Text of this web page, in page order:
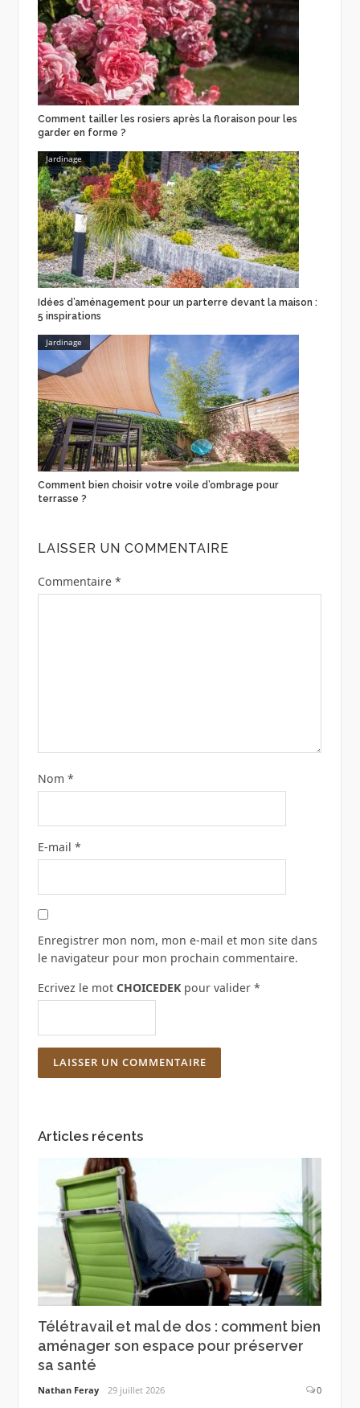
Comment tailler les rosiers après la floraison pour les
garder en forme ?
Jardinage
Idées d’aménagement pour un parterre devant la maison :
5 inspirations
Jardinage
Comment bien choisir votre voile d’ombrage pour
terrasse ?
LAISSER UN COMMENTAIRE
Commentaire *
Nom *
E-mail *
Enregistrer mon nom, mon e-mail et mon site dans
le navigateur pour mon prochain commentaire.
Ecrivez le mot CHOICEDEKpour valider *
Articles récents
Télétravail et mal de dos : comment bien
aménager son espace pour préserver
sa santé
Nathan Feray 29 juillet 2026 0